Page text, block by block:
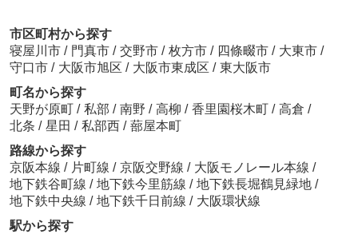
市区町村から探す
寝屋川市 / 門真市 / 交野市 / 枚方市 / 四條畷市 / 大東市 /
守口市 / 大阪市旭区 / 大阪市東成区 / 東大阪市
町名から探す
天野が原町 / 私部 / 南野 / 高柳 / 香里園桜木町 / 高倉 /
北条 / 星田 / 私部西 / 蔀屋本町
路線から探す
京阪本線 / 片町線 / 京阪交野線 / 大阪モノレール本線 /
地下鉄谷町線 / 地下鉄今里筋線 / 地下鉄長堀鶴見緑地 /
地下鉄中央線 / 地下鉄千日前線 / 大阪環状線
駅から探す